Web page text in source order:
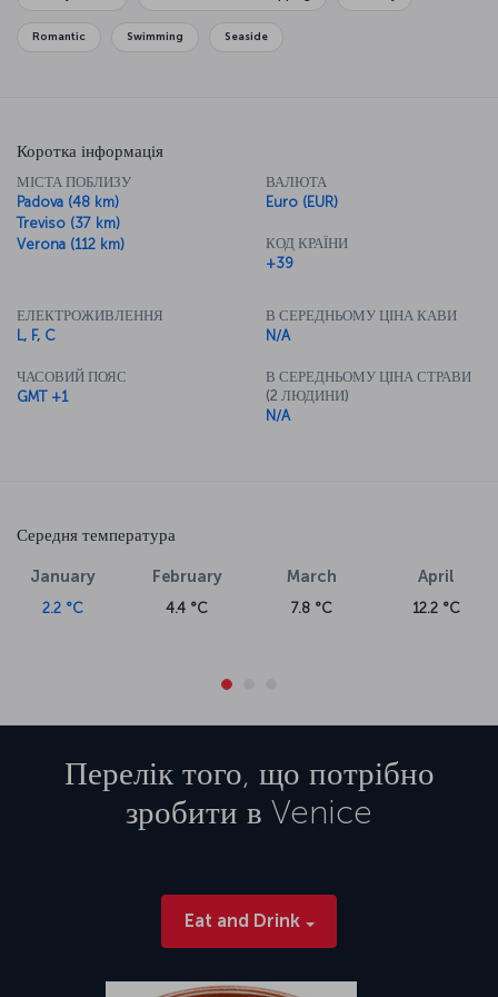
the day to a perfect end.
Romantic Swimming Seaside
Коротка інформація
МІСТА ПОБЛИЗУ
Padova (48 km)
Treviso (37 km)
Verona (112 km)
ВАЛЮТА
Euro (EUR)
КОД КРАЇНИ
+39
ЕЛЕКТРОЖИВЛЕННЯ
L, F, C
ЧАСОВИЙ ПОЯС
GMT +1
В СЕРЕДНЬОМУ ЦІНА КАВИ
N/A
В СЕРЕДНЬОМУ ЦІНА СТРАВИ
(2 ЛЮДИНИ)
N/A
Середня температура
January
2.2 °C
February
4.4 °C
March
7.8 °C
April
12.2 °C
Перелік того, що потрібно
зробити в Venice
Eat and Drink